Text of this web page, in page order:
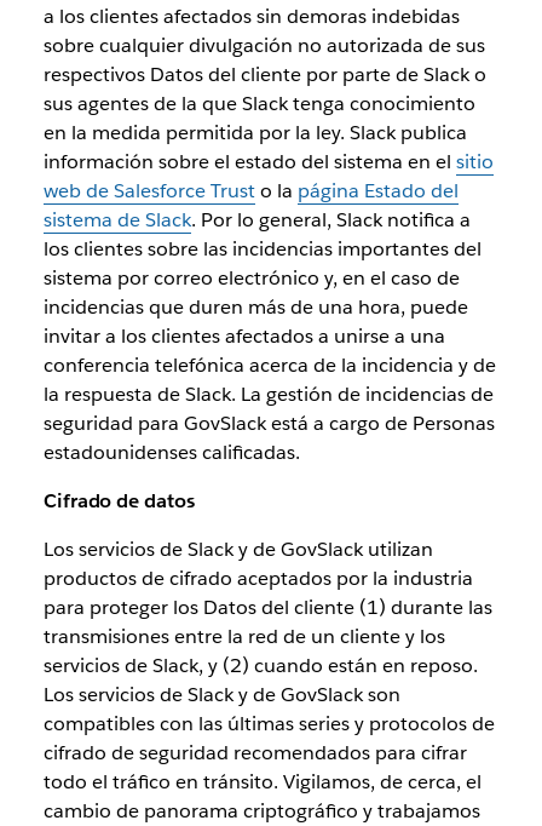
a los clientes afectados sin demoras indebidas
sobre cualquier divulgación no autorizada de sus
respectivos Datos del cliente por parte de Slack o
sus agentes de la que Slack tenga conocimiento
en la medida permitida por la ley. Slack publica
información sobre el estado del sistema en el sitio
web de Salesforce Trusto la página Estado del
sistema de Slack. Por lo general, Slack notifica a
los clientes sobre las incidencias importantes del
sistema por correo electrónico y, en el caso de
incidencias que duren más de una hora, puede
invitar a los clientes afectados a unirse a una
conferencia telefónica acerca de la incidencia y de
la respuesta de Slack. La gestión de incidencias de
seguridad para GovSlack está a cargo de Personas
estadounidenses calificadas.
Cifrado de datos
Los servicios de Slack y de GovSlack utilizan
productos de cifrado aceptados por la industria
para proteger los Datos del cliente (1) durante las
transmisiones entre la red de un cliente y los
servicios de Slack, y (2) cuando están en reposo.
Los servicios de Slack y de GovSlack son
compatibles con las últimas series y protocolos de
cifrado de seguridad recomendados para cifrar
todo el tráfico en tránsito. Vigilamos, de cerca, el
cambio de panorama criptográfico y trabajamos